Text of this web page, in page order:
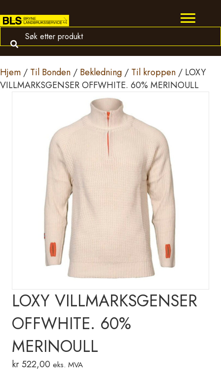
Hjem / Til Bonden / Bekledning / Til kroppen / LOXY
VILLMARKSGENSER OFFWHITE. 60% MERINOULL
LOXY VILLMARKSGENSER
OFFWHITE. 60%
MERINOULL
kr522,00 eks. MVA